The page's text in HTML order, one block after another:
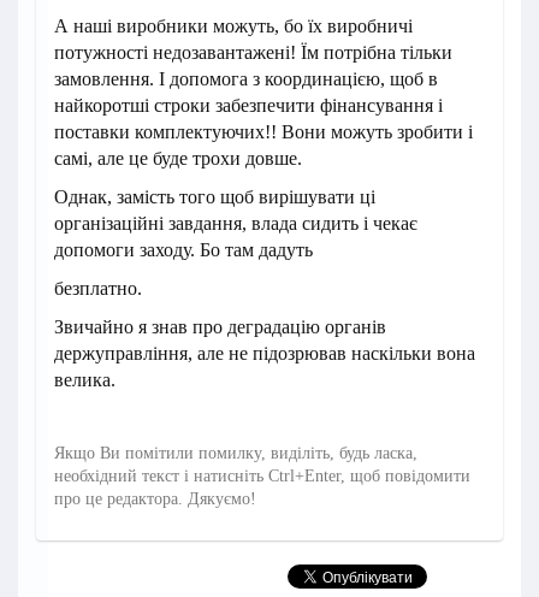
А наші виробники можуть, бо їх виробничі
потужності недозавантажені! Їм потрібна тільки
замовлення. І допомога з координацією, щоб в
найкоротші строки забезпечити фінансування і
поставки комплектуючих!! Вони можуть зробити і
самі, але це буде трохи довше.
Однак, замість того щоб вирішувати ці
організаційні завдання, влада сидить і чекає
допомоги заходу. Бо там дадуть
безплатно.
Звичайно я знав про деградацію органів
держуправління, але не підозрював наскільки вона
велика.
Якщо Ви помітили помилку, виділіть, будь ласка,
необхідний текст і натисніть Ctrl+Enter, щоб повідомити
про це редактора. Дякуємо!